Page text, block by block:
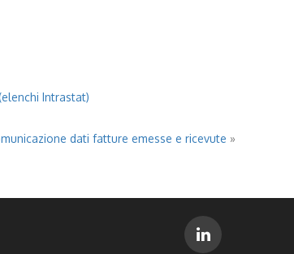
Intrastat)
dati fatture emesse e ricevute »